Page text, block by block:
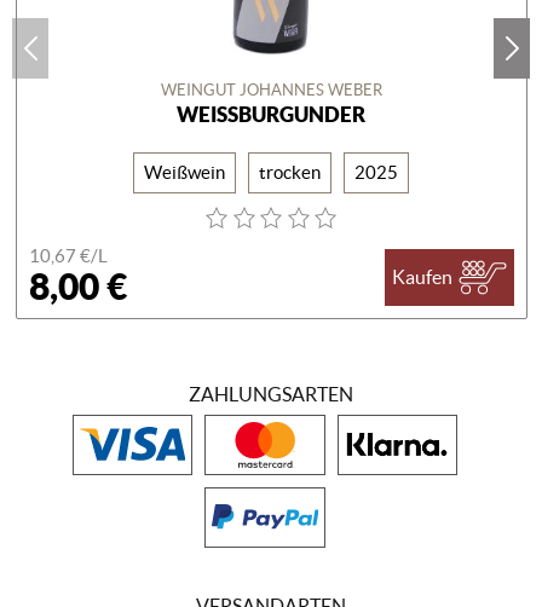
WEINGUT JOHANNES WEBER
WEISSBURGUNDER
Weißwein trocken 2025
10,67 €/L
8,00 € Kaufen
ZAHLUNGSARTEN